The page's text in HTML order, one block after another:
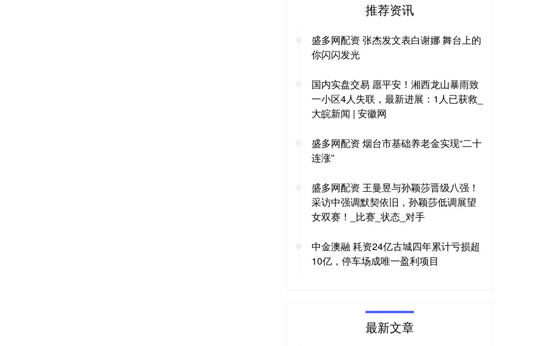
推荐资讯
盛多网配资 张杰发文表白谢娜 舞台上的
你闪闪发光
国内实盘交易 愿平安！湘西龙山暴雨致
一小区4人失联，最新进展：1人已获救_
大皖新闻 | 安徽网
盛多网配资 烟台市基础养老金实现“二十
连涨”
盛多网配资 王曼昱与孙颖莎晋级八强！
采访中强调默契依旧，孙颖莎低调展望
女双赛！_比赛_状态_对手
中金澳融 耗资24亿古城四年累计亏损超
10亿，停车场成唯一盈利项目
最新文章